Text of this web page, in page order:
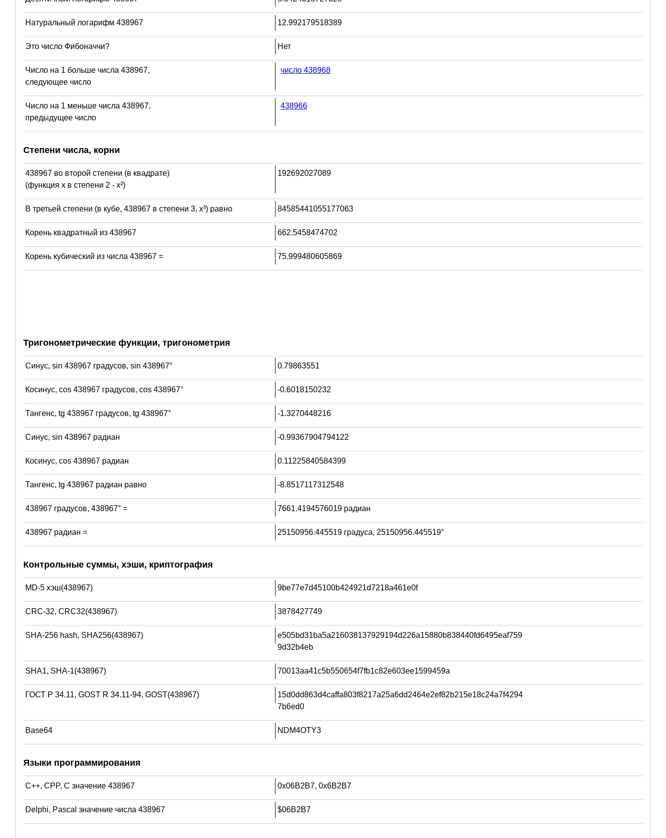
Натуральный логарифм 438967 12.992179518389
Это число Фибоначчи? Нет
Число на 1 больше числа 438967,
следующее число
число 438968
Число на 1 меньше числа 438967,
предыдущее число
438966
Степени числа, корни
438967 во второй степени (в квадрате)
(функция x в степени 2 - x²)
192692027089
В третьей степени (в кубе, 438967 в степени 3, x³) равно 84585441055177063
Корень квадратный из 438967 662.5458474702
Корень кубический из числа 438967 = 75.999480605869
Тригонометрические функции, тригонометрия
Синус, sin 438967 градусов, sin 438967° 0.79863551
Косинус, cos 438967 градусов, cos 438967° -0.6018150232
Тангенс, tg 438967 градусов, tg 438967° -1.3270448216
Синус, sin 438967 радиан -0.99367904794122
Косинус, cos 438967 радиан 0.11225840584399
Тангенс, tg 438967 радиан равно -8.8517117312548
438967 градусов, 438967° = 7661.4194576019 радиан
438967 радиан = 25150956.445519 градуса, 25150956.445519°
Контрольные суммы, хэши, криптография
MD-5 хэш(438967) 9be77e7d45100b424921d7218a461e0f
CRC-32, CRC32(438967) 3878427749
SHA-256 hash, SHA256(438967)
e505bd31ba5a216038137929194d226a15880b838440fd6495eaf759
9d32b4eb
SHA1, SHA-1(438967) 70013aa41c5b550654f7fb1c82e603ee1599459a
ГОСТ Р 34.11, GOST R 34.11-94, GOST(438967)
15d0dd863d4caffa803f8217a25a6dd2464e2ef82b215e18c24a7f4294
7b6ed0
Base64 NDM4OTY3
Языки программирования
C++, CPP, C значение 438967 0x06B2B7, 0x6B2B7
Delphi, Pascal значение числа 438967 $06B2B7